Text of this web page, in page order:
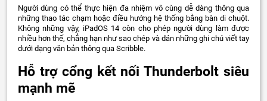
Người dùng có thể thực hiện đa nhiệm vô cùng dễ dàng thông qua
những thao tác chạm hoặc điều hướng hệ thống bằng bàn di chuột.
Không những vậy, iPadOS 14 còn cho phép người dùng làm được
nhiều hơn thế, chẳng hạn như sao chép và dán những ghi chú viết tay
dưới dạng văn bản thông qua Scribble.
Hỗ trợ cổng kết nối Thunderbolt siêu
mạnh mẽ